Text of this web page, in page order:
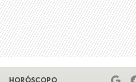
HORÓSCOPO